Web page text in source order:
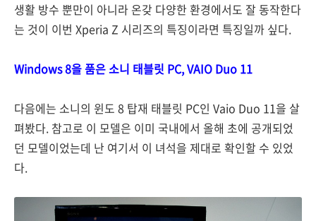
생활 방수 뿐만이 아니라 온갖 다양한 환경에서도 잘 동작한다
는 것이 이번 Xperia Z 시리즈의 특징이라면 특징일까 싶다.
Windows 8을 품은 소니 태블릿 PC, VAIO Duo 11
다음에는 소니의 윈도 8 탑재 태블릿 PC인 Vaio Duo 11을 살
펴봤다. 참고로 이 모델은 이미 국내에서 올해 초에 공개되었
던 모델이었는데 난 여기서 이 녀석을 제대로 확인할 수 있었
다.